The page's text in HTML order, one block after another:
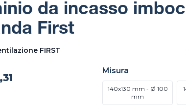
da incasso
First
FIRST
,31
Misura
140x130 mm - Ø 100
mm